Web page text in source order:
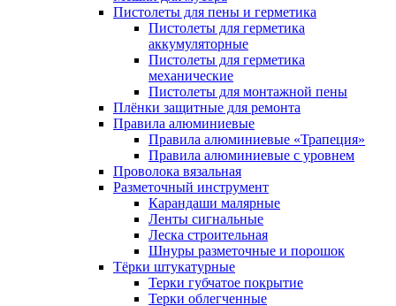
Пистолеты для пены и герметика
Пистолеты для герметика
аккумуляторные
Пистолеты для герметика
механические
Пистолеты для монтажной пены
Плёнки защитные для ремонта
Правила алюминиевые
Правила алюминиевые «Трапеция»
Правила алюминиевые с уровнем
Проволока вязальная
Разметочный инструмент
Карандаши малярные
Ленты сигнальные
Леска строительная
Шнуры разметочные и порошок
Тёрки штукатурные
Терки губчатое покрытие
Терки облегченные